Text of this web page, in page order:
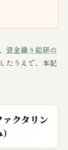
資金繰り総研の
たうえで、本記
クタリン